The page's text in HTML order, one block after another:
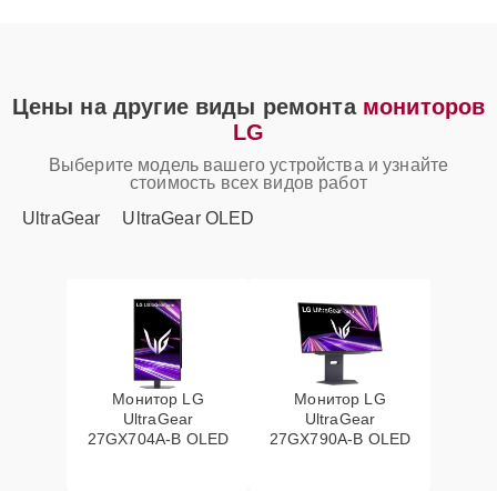
Цены на другие виды ремонта мониторов
LG
Выберите модель вашего устройства и узнайте
стоимость всех видов работ
UltraGear
UltraGear OLED
Монитор LG
UltraGear
27GX704A-B OLED
Монитор LG
UltraGear
27GX790A-B OLED